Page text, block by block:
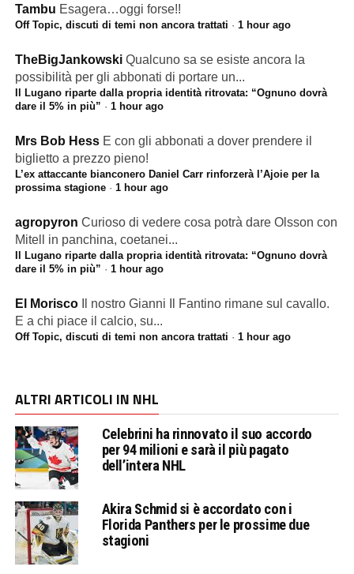
Tambu Esagera…oggi forse!!
Off Topic, discuti di temi non ancora trattati · 1 hour ago
TheBigJankowski Qualcuno sa se esiste ancora la
possibilità per gli abbonati di portare un...
Il Lugano riparte dalla propria identità ritrovata: “Ognuno dovrà
dare il 5% in più” · 1 hour ago
Mrs Bob Hess E con gli abbonati a dover prendere il
biglietto a prezzo pieno!
L’ex attaccante bianconero Daniel Carr rinforzerà l’Ajoie per la
prossima stagione· 1 hour ago
agropyron Curioso di vedere cosa potrà dare Olsson con
Mitell in panchina, coetanei...
Il Lugano riparte dalla propria identità ritrovata: “Ognuno dovrà
dare il 5% in più” · 1 hour ago
El Morisco
Il nostro Gianni Il Fantino rimane sul cavallo.
E a chi piace il calcio, su...
Off Topic, discuti di temi non ancora trattati · 1 hour ago
ALTRI ARTICOLI IN NHL
Celebrini ha rinnovato il suo accordo
per 94 milioni e sarà il più pagato
dell’intera NHL
Akira Schmid si è accordato con i
Florida Panthers per le prossime due
stagioni